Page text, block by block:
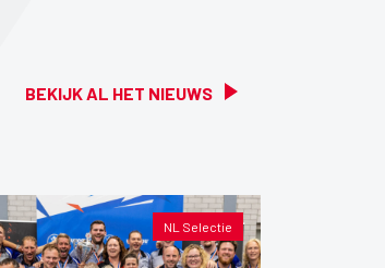
BEKIJK AL HET NIEUWS
NL Selectie